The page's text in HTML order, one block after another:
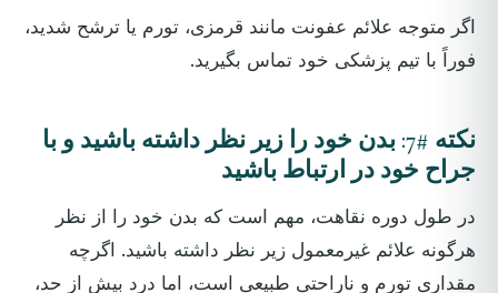
اگر متوجه علائم عفونت مانند قرمزی، تورم یا ترشح شدید،
فوراً با تیم پزشکی خود تماس بگیرید.
نکته #7: بدن خود را زیر نظر داشته باشید و با
جراح خود در ارتباط باشید
در طول دوره نقاهت، مهم است که بدن خود را از نظر
هرگونه علائم غیرمعمول زیر نظر داشته باشید. اگرچه
مقداری تورم و ناراحتی طبیعی است، اما درد بیش از حد،